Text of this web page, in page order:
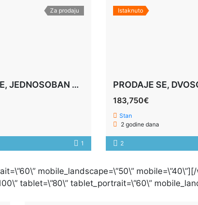
Za prodaju
PRODAJE SE, JEDNOSOBAN STAN 52M2, KOTOR
1
Istaknuto
183,750€
Stan
2 godine dana
2
mobile_landscape=\”50\”
tablet=\”80\” tablet_portrait=\”60\”